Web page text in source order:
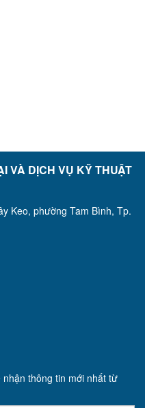
VÀ DỊCH VỤ KỸ THUẬT
Keo, phường Tam Bình, Tp.
thông tin mới nhất từ